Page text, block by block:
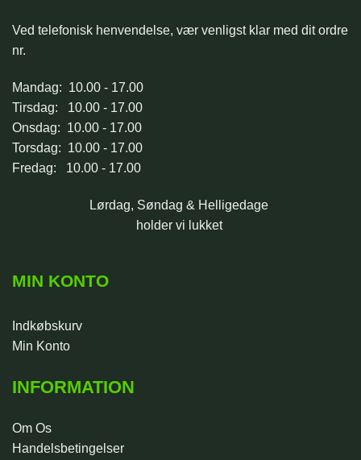
Ved telefonisk henvendelse, vær venligst klar med dit ordre
nr.
Mandag: 10.00 - 17.00
Tirsdag: 10.00 - 17.00
Onsdag: 10.00 - 17.00
Torsdag: 10.00 - 17.00
Fredag: 10.00 - 17.00
Lørdag, Søndag & Helligedage
holder vi lukket
MIN KONTO
Indkøbskurv
Min Konto
INFORMATION
Om Os
Handelsbetingelser